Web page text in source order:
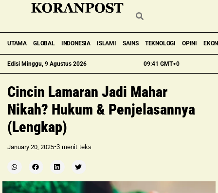
Edisi Minggu, 9 Agustus 2026 09:41 GMT+0
UTAMA GLOBAL INDONESIA ISLAMI SAINS TEKNOLOGI OPINI
Cincin Lamaran Jadi Mahar
Nikah? Hukum & Penjelasannya
(Lengkap)
January 20, 2025•3 menit teks